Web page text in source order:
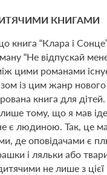
КНИГАМИ
книга “Клара і
“Не відпускай
цими романами
із цим жанр
книга для дітей.
лише тому, що я мав
є людиною. Так, це
де оповідачами є
і ляльки або
не лише з